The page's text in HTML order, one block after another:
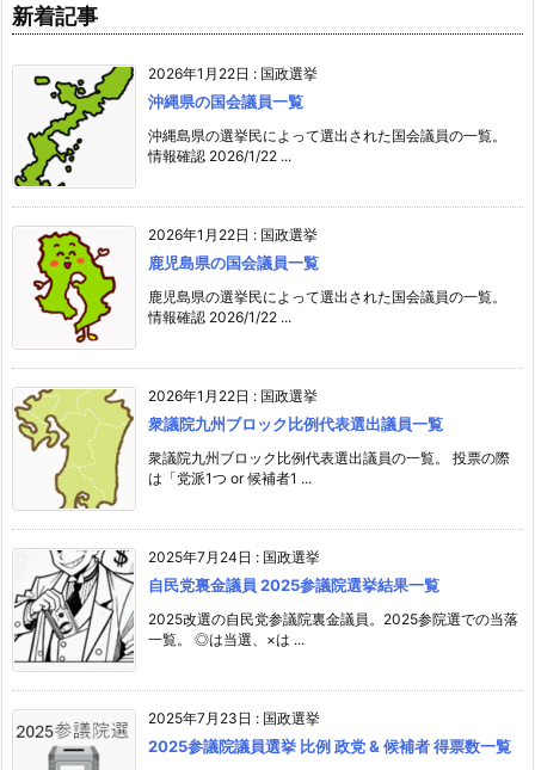
新着記事
2026年1月22日 : 国政選挙
沖縄県の国会議員一覧
沖縄島県の選挙民によって選出された国会議員の一覧。
情報確認 2026/1/22 ...
2026年1月22日 : 国政選挙
鹿児島県の国会議員一覧
鹿児島県の選挙民によって選出された国会議員の一覧。
情報確認 2026/1/22 ...
2026年1月22日 : 国政選挙
衆議院九州ブロック比例代表選出議員一覧
衆議院九州ブロック比例代表選出議員の一覧。 投票の際
は「党派1つ or 候補者1 ...
2025年7月24日 : 国政選挙
自民党裏金議員 2025参議院選挙結果一覧
2025改選の自民党参議院裏金議員。2025参院選での当落
一覧。 ◎は当選、×は ...
2025年7月23日 : 国政選挙
2025参議院議員選挙 比例 政党 & 候補者 得票数一覧